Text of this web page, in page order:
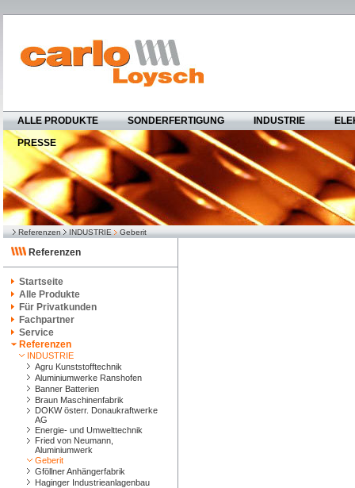
ALLE PRODUKTE SONDERFERTIGUNG INDUSTRIE
PRESSE
Referenzen INDUSTRIE Geberit
Referenzen
Startseite
Alle Produkte
Für Privatkunden
Fachpartner
Service
Referenzen
INDUSTRIE
Agru Kunststofftechnik
Aluminiumwerke Ranshofen
Banner Batterien
Braun Maschinenfabrik
DOKW österr. Donaukraftwerke
AG
Energie- und Umwelttechnik
Fried von Neumann,
Aluminiumwerk
Geberit
Gföllner Anhängerfabrik
Haginger Industrieanlagenbau